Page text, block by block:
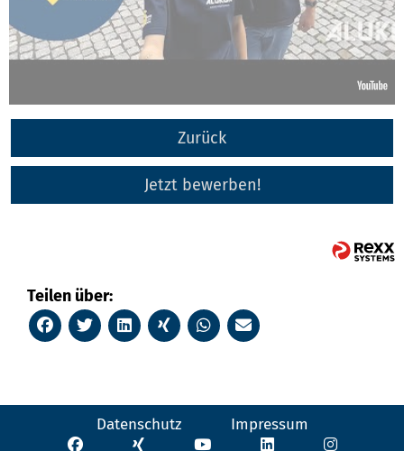
Zurück
Jetzt bewerben!
Teilen über:
Datenschutz Impressum